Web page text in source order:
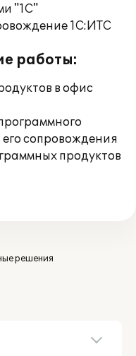
"1С"
1С:ИТС
работы:
в офис
сопровождения
продуктов
решения